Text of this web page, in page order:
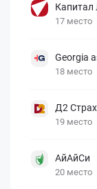
17 место
Georgia
18 место
Д2
19 место
АйАйСи
20 место